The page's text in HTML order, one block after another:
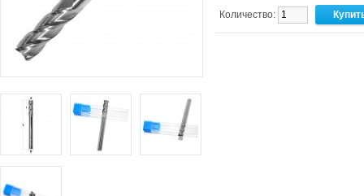
Количество: